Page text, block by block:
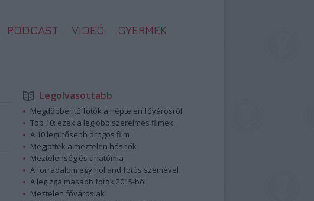
PODCAST VIDEÓ GYERMEK
Legolvasottabb
Megdöbbentő fotók a néptelen fővárosról
Top 10: ezek a legjobb szerelmes filmek
A 10 legütősebb drogos film
Megjöttek a meztelen hősnők
Meztelenség és anatómia
A forradalom egy holland fotós szemével
A legizgalmasabb fotók 2015-ből
Meztelen fővárosiak